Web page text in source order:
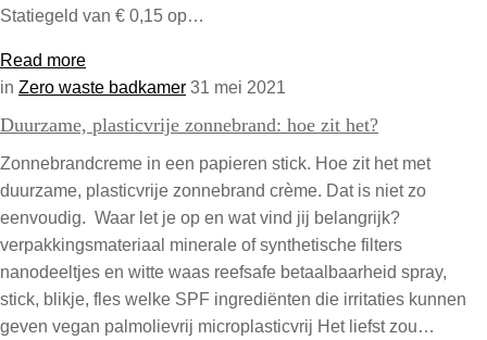
Statiegeld van € 0,15 op…
Read more
in Zero waste badkamer 31 mei 2021
Duurzame, plasticvrije zonnebrand: hoe zit het?
Zonnebrandcreme in een papieren stick. Hoe zit het met
duurzame, plasticvrije zonnebrand crème. Dat is niet zo
eenvoudig. Waar let je op en wat vind jij belangrijk?
verpakkingsmateriaal minerale of synthetische filters
nanodeeltjes en witte waas reefsafe betaalbaarheid spray,
stick, blikje, fles welke SPF ingrediënten die irritaties kunnen
geven vegan palmolievrij microplasticvrij Het liefst zou…